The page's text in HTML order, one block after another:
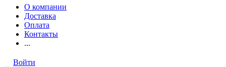
О компании
Доставка
Оплата
Контакты
...
Войти